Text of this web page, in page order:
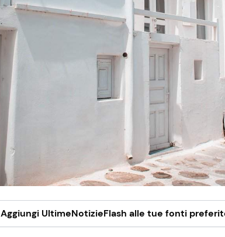
Aggiungi UltimeNotizieFlash alle tue fonti